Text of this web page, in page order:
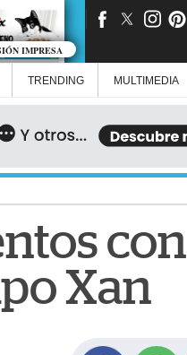
IMPRESA
TRENDING MULTIMEDIA
con
Xan